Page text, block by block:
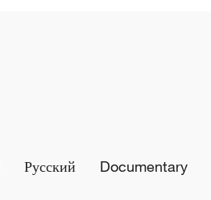
Русский Documentary